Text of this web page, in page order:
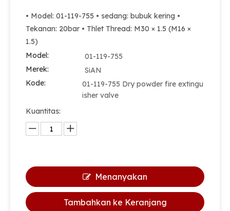
• Model: 01-119-755 • sedang: bubuk kering •
Tekanan: 20bar • Thlet Thread: M30 × 1.5 (M16 ×
1.5)
Model:
01-119-755
Merek:
SiAN
Kode:
01-119-755 Dry powder fire extingu
isher valve
Kuantitas:
Menanyakan
Tambahkan ke Keranjang